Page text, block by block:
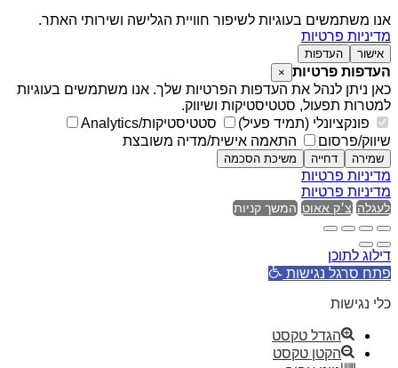
אנו משתמשים בעוגיות לשיפור חוויית הגלישה ושירותי האתר.
מדיניות פרטיות
אישור העדפות
העדפות פרטיות ×
כאן ניתן לנהל את העדפות הפרטיות שלך. אנו משתמשים בעוגיות
למטרות תפעול, סטטיסטיקות ושיווק.
פונקציונלי (תמיד פעיל)
סטטיסטיקות/Analytics
שיווק/פרסום
התאמה אישית/מדיה משובצת
שמירה דחייה משיכת הסכמה
מדיניות פרטיות
מדיניות פרטיות
לעגלה צ׳ק אאוט המשך קניות
דילוג לתוכן
פתח סרגל נגישות
כלי נגישות
הגדל טקסט
הקטן טקסט